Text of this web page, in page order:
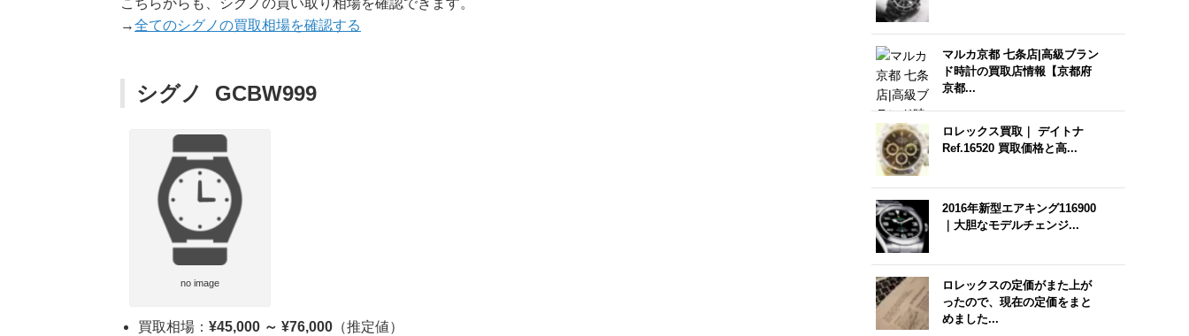
こちらからも、シグノの買い取り相場を確認できます。
→全てのシグノの買取相場を確認する
シグノ GCBW999
no image
買取相場： ¥45,000 ～ ¥76,000 （推定値）
マルカ京都 七条店|高級ブラン
ド時計の買取店情報【京都府
京都...
ロレックス買取｜ デイトナ
Ref.16520 買取価格と高...
2016年新型エアキング116900
｜大胆なモデルチェンジ...
ロレックスの定価がまた上が
ったので、現在の定価をまと
めました...